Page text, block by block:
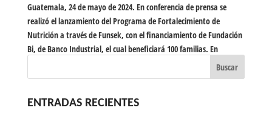
Guatemala, 24 de mayo de 2024. En conferencia de prensa se
realizó el lanzamiento del Programa de Fortalecimiento de
Nutrición a través de Funsek, con el financiamiento de Fundación
Bi, de Banco Industrial, el cual beneficiará 100 familias. En
ENTRADAS RECIENTES